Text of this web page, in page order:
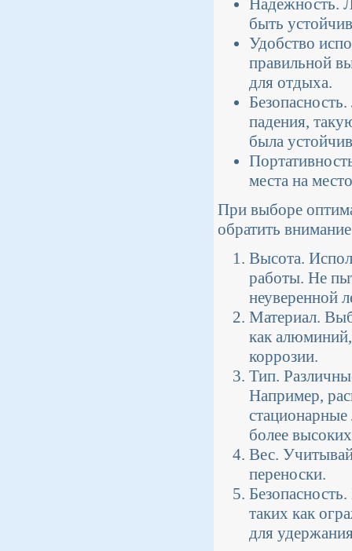
быть
Удобство
правильной
для отдыха.
падения,
была
места на
При выборе
обратить
Высота.
работы. Не
неуверенной
Материал.
как
коррозии.
Тип.
Например,
более
Вес.
переноски.
таких как
для